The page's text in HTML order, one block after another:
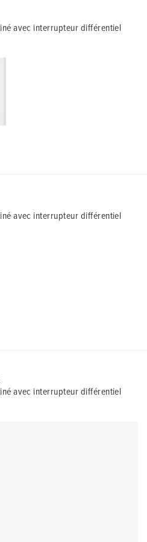
avec interrupteur différentiel
avec interrupteur différentiel
avec interrupteur différentiel